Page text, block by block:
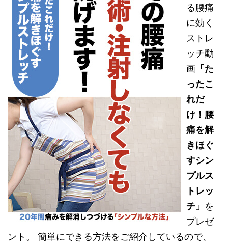
る腰痛
に効く
ストレ
ッチ動
画 「た
ったこ
れだ
け！腰
痛を解
きほぐ
すシン
プルス
トレッ
チ」 を
プレゼ
ント。 簡単にできる方法をご紹介しているので、